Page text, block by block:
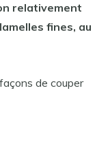
relativement
lamelles fines, au
de couper